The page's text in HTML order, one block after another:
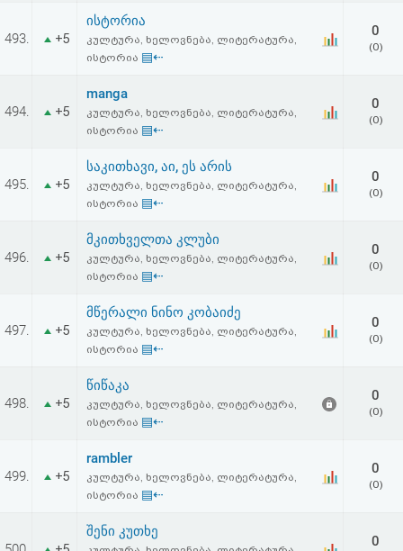
493. +5
ისტორია
კულტურა, ხელოვნება, ლიტერატურა,
ისტორია ▤⇠
0
(0)
494. +5
manga
კულტურა, ხელოვნება, ლიტერატურა,
ისტორია ▤⇠
0
(0)
495. +5
საკითხავი, აი, ეს არის
კულტურა, ხელოვნება, ლიტერატურა,
ისტორია ▤⇠
0
(0)
496. +5
მკითხველთა კლუბი
კულტურა, ხელოვნება, ლიტერატურა,
ისტორია ▤⇠
0
(0)
497. +5
მწერალი ნინო კობაიძე
კულტურა, ხელოვნება, ლიტერატურა,
ისტორია ▤⇠
0
(0)
498. +5
წიწაკა
კულტურა, ხელოვნება, ლიტერატურა,
ისტორია ▤⇠
0
(0)
499. +5
rambler
კულტურა, ხელოვნება, ლიტერატურა,
ისტორია ▤⇠
0
(0)
შენი კუთხე
0